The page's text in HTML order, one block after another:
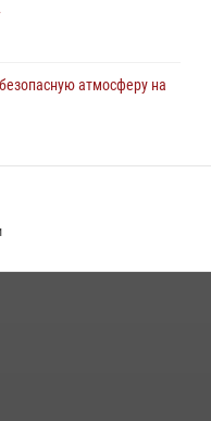
атмосферу на
от